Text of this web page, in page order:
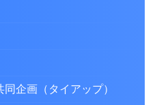
企画（タイアップ）